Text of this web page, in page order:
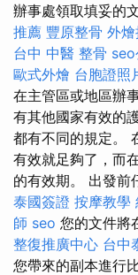
辦事處領取填妥的
推薦 豐原整骨 外
台中 中醫 整骨 seo
歐式外燴 台胞證照
在主管區或地區辦
有其他國家有效的
都有不同的規定。
有效就足夠了，而
的有效期。 出發前
泰國簽證 按摩教學
師 seo 您的文件將
整復推廣中心 台中
您帶來的副本進行